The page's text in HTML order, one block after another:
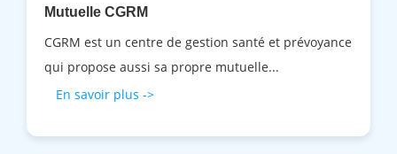
Mutuelle CGRM
CGRM est un centre de gestion santé et prévoyance
qui propose aussi sa propre mutuelle...
En savoir plus ->